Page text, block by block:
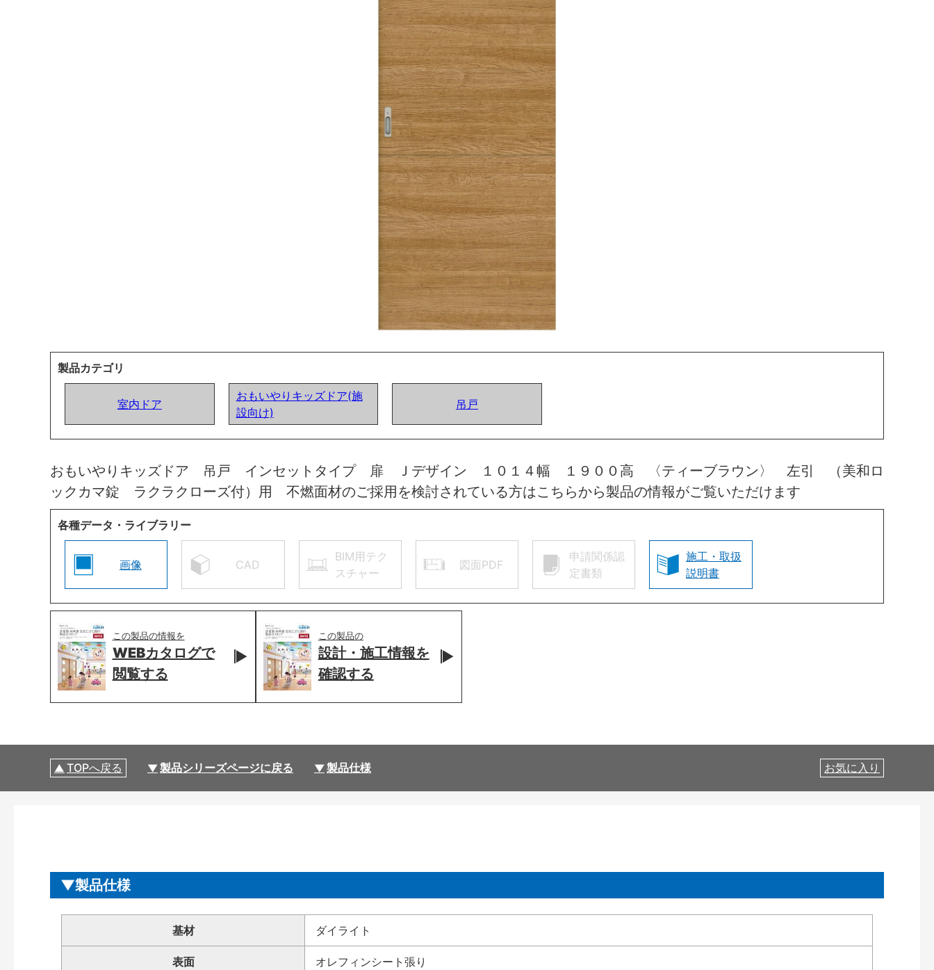
製品カテゴリ
室内ドア
おもいやりキッズドア(施
設向け)
吊戸
おもいやりキッズドア 吊戸 インセットタイプ 扉 Ｊデザイン １０１４幅 １９００高 〈ティーブラウン〉 左引 （美和ロ
ックカマ錠 ラクラクローズ付）用 不燃面材のご採用を検討されている方はこちらから製品の情報がご覧いただけます
各種データ・ライブラリー
画像 CAD
BIM用テク
スチャー
図面PDF
申請関係認
定書類
施工・取扱
説明書
この製品の情報を
WEBカタログで
閲覧する
この製品の
設計・施工情報を
確認する
TOPへ戻る 製品シリーズページに戻る 製品仕様 お気に入り
製品仕様
基材 ダイライト
表面 オレフィンシート張り